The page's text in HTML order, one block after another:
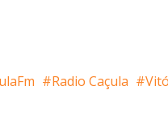
Radio Caçula